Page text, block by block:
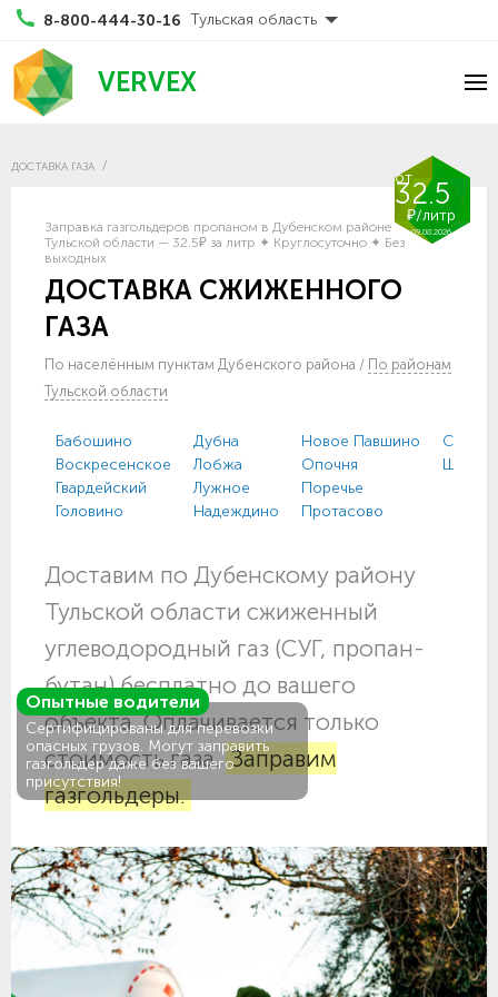
8-800-444-30-16 Тульская область
VERVEX
ДОСТАВКА ГАЗА
от
32.5
₽/литр
09.08.2026
ДОСТАВКА СЖИЖЕННОГО
ГАЗА
Заправка газгольдеров пропаном в Дубенском районе
Тульской области — 32.5₽ за литр ✦ Круглосуточно ✦ Без
выходных
По населённым пунктам Дубенского района / По районам
Тульской области
Бабошино
Воскресенское
Гвардейский
Головино
Дубна
Лобжа
Лужное
Надеждино
Новое Павшино
Опочня
Поречье
Протасово
Доставим по Дубенскому району
Тульской области сжиженный
углеводородный газ (СУГ, пропан-
бутан) бесплатно до вашего
объекта. Оплачивается только
стоимость газа. Заправим
газгольдеры.
Опытные водители
Сертифицированы для перевозки
опасных грузов. Могут заправить
газгольдер даже без вашего
присутствия!